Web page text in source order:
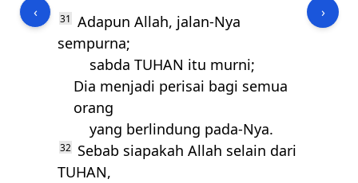
‹ 31
Adapun Allah, jalan-Nya
sempurna;
sabda TUHAN itu murni;
Dia menjadi perisai bagi semua
orang
yang berlindung pada-Nya.
32
Sebab siapakah Allah selain dari
TUHAN,
›